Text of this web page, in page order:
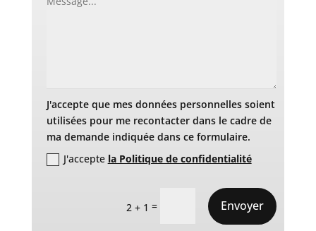
J'accepte que mes données personnelles soient
utilisées pour me recontacter dans le cadre de
ma demande indiquée dans ce formulaire.
J'accepte la Politique de confidentialité
2 + 1 = Envoyer